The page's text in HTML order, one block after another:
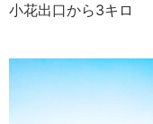
小花出口から3キロ